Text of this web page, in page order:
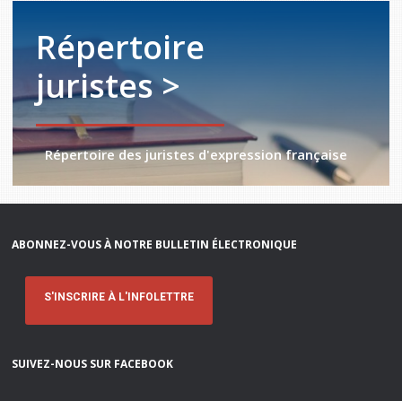
Répertoire
juristes >
Répertoire des juristes d'expression française
ABONNEZ-VOUS À NOTRE BULLETIN ÉLECTRONIQUE
S'INSCRIRE À L'INFOLETTRE
SUIVEZ-NOUS SUR FACEBOOK